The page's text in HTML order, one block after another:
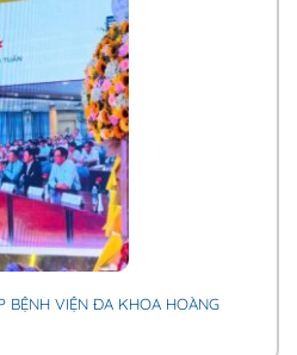
BỆNH VIỆN ĐA KHOA HOÀNG